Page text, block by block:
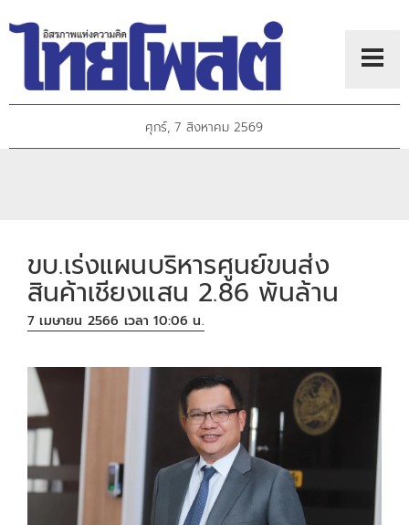
ศุกร์, 7 สิงหาคม 2569
ขบ.เร่งแผนบริหารศูนย์ขนส่ง
สินค้าเชียงแสน 2.86 พันล้าน
7 เมษายน 2566 เวลา 10:06 น.